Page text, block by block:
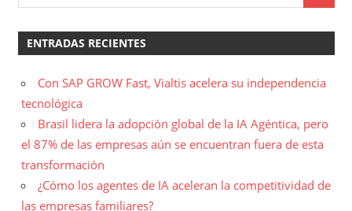
ENTRADAS RECIENTES
Con SAP GROW Fast, Vialtis acelera su independencia
tecnológica
Brasil lidera la adopción global de la IA Agéntica, pero
el 87% de las empresas aún se encuentran fuera de esta
transformación
¿Cómo los agentes de IA aceleran la competitividad de
las empresas familiares?